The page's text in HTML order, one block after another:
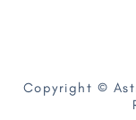
Copyright ©